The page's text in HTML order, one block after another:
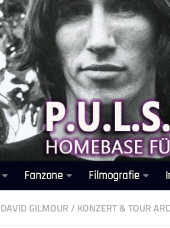
Fanzone Filmografie
DAVID GILMOUR / KONZERT & TOUR